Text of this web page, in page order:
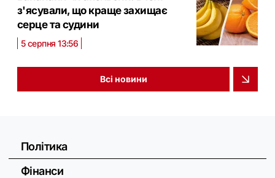
з'ясували, що краще захищає
серце та судини
5 серпня 13:56
Всі новини
Політика
Фінанси